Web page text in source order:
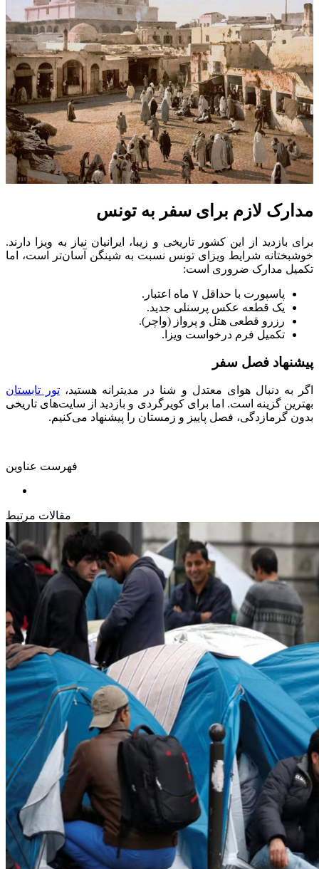
مدارک لازم برای سفر به تونس
برای بازدید از این کشور تاریخی و زیبا، ایرانیان نیاز به ویزا دارند.
خوشبختانه شرایط ویزای تونس نسبت به شینگن آسان‌تر است، اما
تکمیل مدارک ضروری است:
پاسپورت با حداقل ۷ ماه اعتبار.
یک قطعه عکس پرسنلی جدید.
رزرو قطعی هتل و پرواز (واچر).
تکمیل فرم درخواست ویزا.
پیشنهاد فصل سفر
اگر به دنبال هوای معتدل و شنا در مدیترانه هستید، تور تابستان
بهترین گزینه است. اما برای کویرگردی و بازدید از سایت‌های تاریخی
بدون گرمازدگی، فصل پاییز و زمستان را پیشنهاد می‌کنیم.
فهرست عناوین
مقالات مرتبط